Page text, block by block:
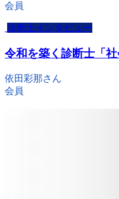
会員
診断士インタビュー
令和を築く診断士「社
依田彩那さん
会員